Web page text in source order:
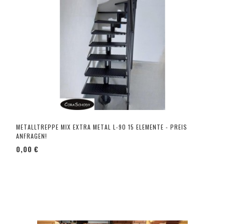
METALLTREPPE MIX EXTRA METAL L-90 15 ELEMENTE - PREIS
ANFRAGEN!
0,00 €